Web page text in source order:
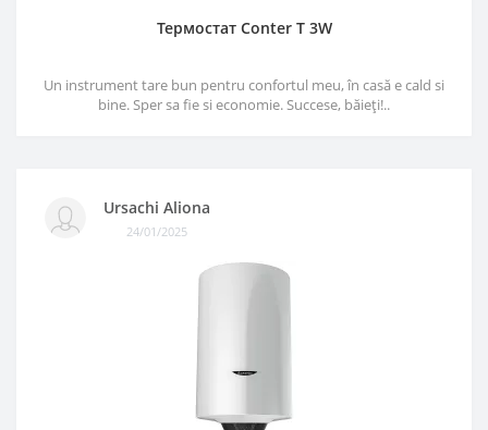
Термостат Conter T 3W
Un instrument tare bun pentru confortul meu, în casă e cald si
bine. Sper sa fie si economie. Succese, băieți!..
Ursachi Aliona
24/01/2025